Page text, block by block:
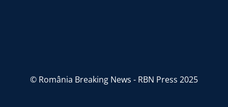
© România Breaking News - RBN Press 2025